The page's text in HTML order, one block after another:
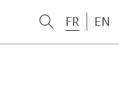
FR EN